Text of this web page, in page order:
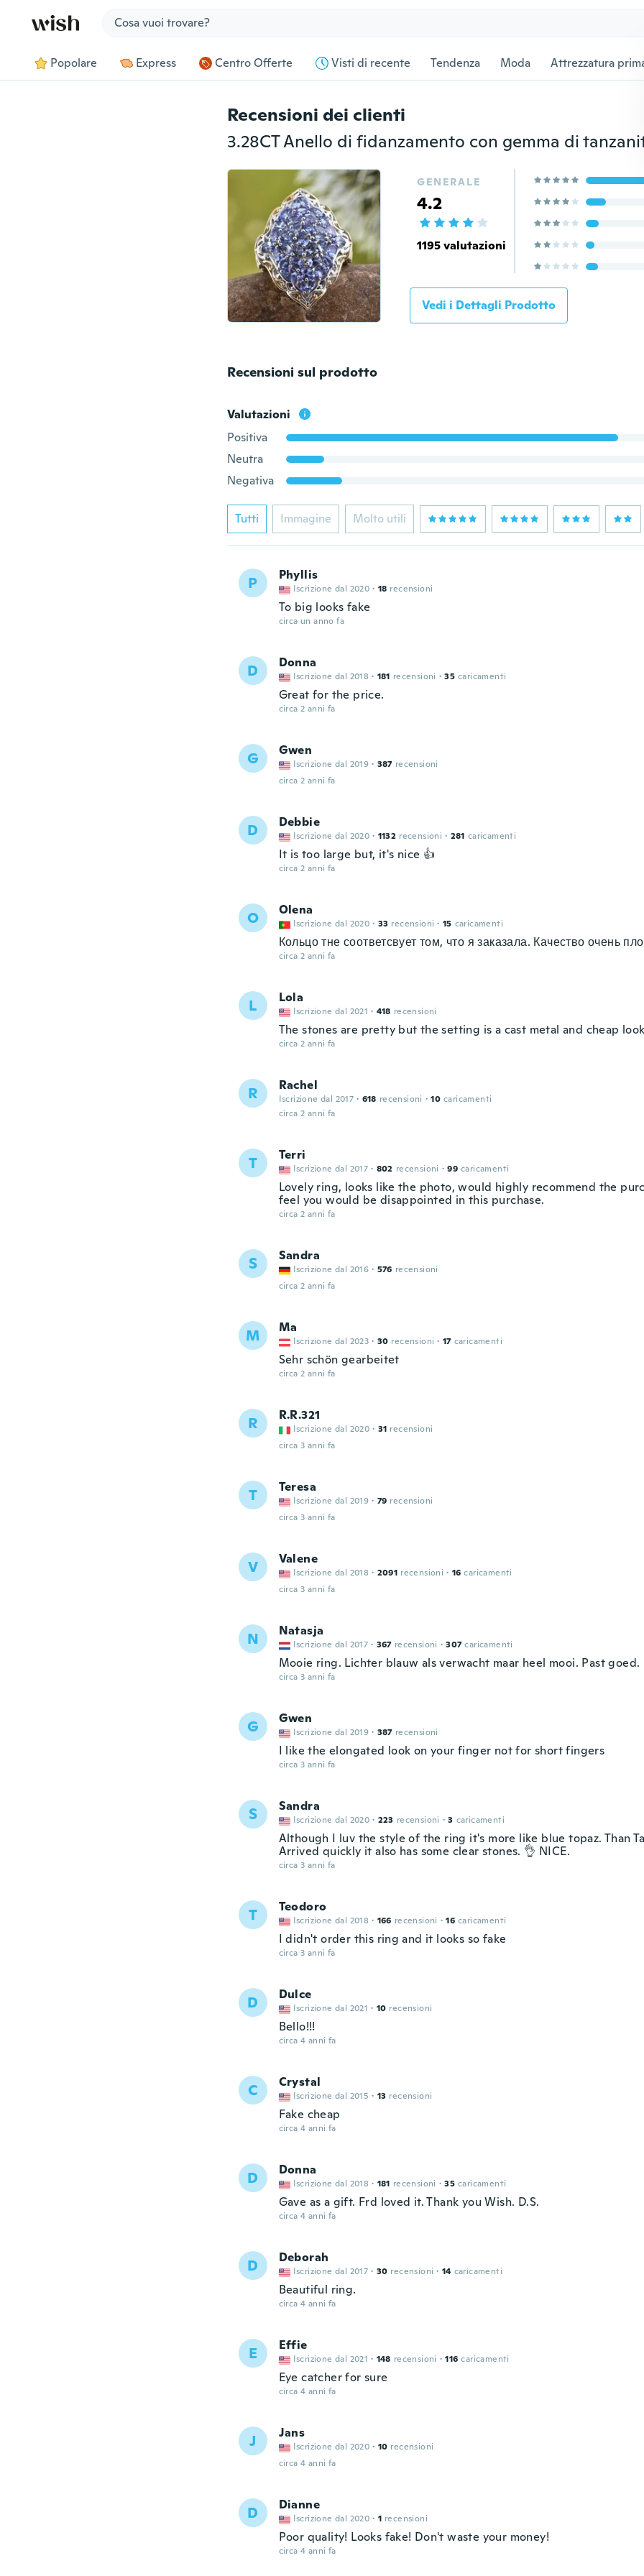
Popolare Express Centro Offerte Visti di recente Tendenza Moda Attrezzatura
Recensioni dei clienti
GENERALE
4.2
1195 valutazioni
Vedi i Dettagli Prodotto
Recensioni sul prodotto
Valutazioni
Positiva
Neutra
Negativa
Tutti Immagine Molto utili
P Phyllis
Iscrizione dal 2020 · 18 recensioni
To big looks fake
circa un anno fa
D Donna
Iscrizione dal 2018 · 181 recensioni · 35 caricamenti
Great for the price.
circa 2 anni fa
G Gwen
Iscrizione dal 2019 · 387 recensioni
circa 2 anni fa
D Debbie
Iscrizione dal 2020 · 1132 recensioni · 281 caricamenti
It is too large but, it's nice 👍
circa 2 anni fa
O Olena
Iscrizione dal 2020 · 33 recensioni · 15 caricamenti
Кольцо тне соответсвует том, что я заказала. Качество очень
circa 2 anni fa
L Lola
Iscrizione dal 2021 · 418 recensioni
The stones are pretty but the setting is a cast metal and cheap
circa 2 anni fa
R Rachel
Iscrizione dal 2017 · 618 recensioni · 10 caricamenti
circa 2 anni fa
T Terri
Iscrizione dal 2017 · 802 recensioni · 99 caricamenti
Lovely ring, looks like the photo, would highly recommend the
feel you would be disappointed in this purchase.
circa 2 anni fa
S Sandra
Iscrizione dal 2016 · 576 recensioni
circa 2 anni fa
M Ma
Iscrizione dal 2023 · 30 recensioni · 17 caricamenti
Sehr schön gearbeitet
circa 2 anni fa
R R.R.321
Iscrizione dal 2020 · 31 recensioni
circa 3 anni fa
T Teresa
Iscrizione dal 2019 · 79 recensioni
circa 3 anni fa
V Valene
Iscrizione dal 2018 · 2091 recensioni · 16 caricamenti
circa 3 anni fa
N Natasja
Iscrizione dal 2017 · 367 recensioni · 307 caricamenti
Mooie ring. Lichter blauw als verwacht maar heel mooi. Past goed.
circa 3 anni fa
G Gwen
Iscrizione dal 2019 · 387 recensioni
I like the elongated look on your finger not for short fingers
circa 3 anni fa
S Sandra
Iscrizione dal 2020 · 223 recensioni · 3 caricamenti
Although I luv the style of the ring it's more like blue topaz. Than
Arrived quickly it also has some clear stones. 👌 NICE.
circa 3 anni fa
T Teodoro
Iscrizione dal 2018 · 166 recensioni · 16 caricamenti
I didn't order this ring and it looks so fake
circa 3 anni fa
D Dulce
Iscrizione dal 2021 · 10 recensioni
Bello!!!
circa 4 anni fa
C Crystal
Iscrizione dal 2015 · 13 recensioni
Fake cheap
circa 4 anni fa
D Donna
Iscrizione dal 2018 · 181 recensioni · 35 caricamenti
Gave as a gift. Frd loved it. Thank you Wish. D.S.
circa 4 anni fa
D Deborah
Iscrizione dal 2017 · 30 recensioni · 14 caricamenti
Beautiful ring.
circa 4 anni fa
E Effie
Iscrizione dal 2021 · 148 recensioni · 116 caricamenti
Eye catcher for sure
circa 4 anni fa
J Jans
Iscrizione dal 2020 · 10 recensioni
circa 4 anni fa
D Dianne
Iscrizione dal 2020 · 1 recensioni
Poor quality! Looks fake! Don't waste your money!
circa 4 anni fa